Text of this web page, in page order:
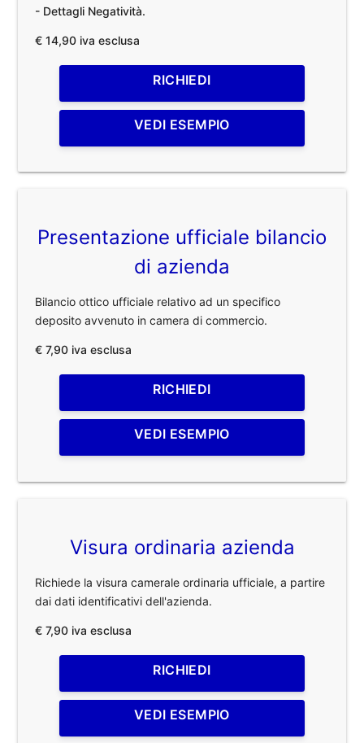
- Dettagli Negatività.
€ 14,90 iva esclusa
RICHIEDI
VEDI ESEMPIO
Presentazione ufficiale bilancio
di azienda
Bilancio ottico ufficiale relativo ad un specifico
deposito avvenuto in camera di commercio.
€ 7,90 iva esclusa
RICHIEDI
VEDI ESEMPIO
Visura ordinaria azienda
Richiede la visura camerale ordinaria ufficiale, a partire
dai dati identificativi dell'azienda.
€ 7,90 iva esclusa
RICHIEDI
VEDI ESEMPIO